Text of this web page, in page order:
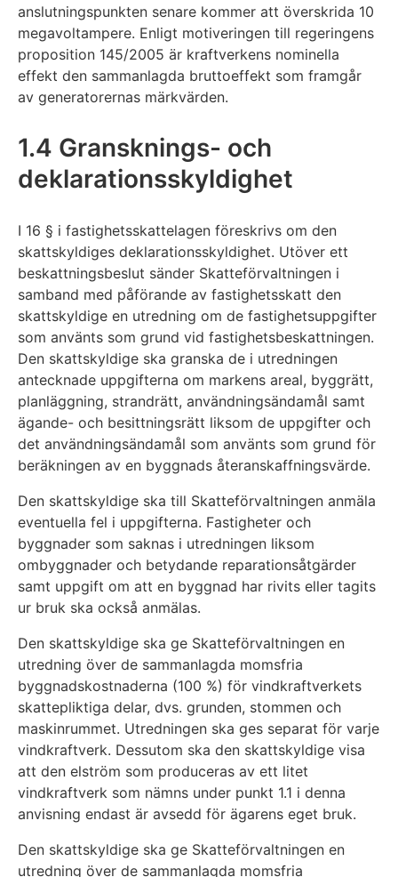
anslutningspunkten senare kommer att överskrida 10
megavoltampere. Enligt motiveringen till regeringens
proposition 145/2005 är kraftverkens nominella
effekt den sammanlagda bruttoeffekt som framgår
av generatorernas märkvärden.
1.4 Gransknings- och
deklarationsskyldighet
I 16 § i fastighetsskattelagen föreskrivs om den
skattskyldiges deklarationsskyldighet. Utöver ett
beskattningsbeslut sänder Skatteförvaltningen i
samband med påförande av fastighetsskatt den
skattskyldige en utredning om de fastighetsuppgifter
som använts som grund vid fastighetsbeskattningen.
Den skattskyldige ska granska de i utredningen
antecknade uppgifterna om markens areal, byggrätt,
planläggning, strandrätt, användningsändamål samt
ägande- och besittningsrätt liksom de uppgifter och
det användningsändamål som använts som grund för
beräkningen av en byggnads återanskaffningsvärde.
Den skattskyldige ska till Skatteförvaltningen anmäla
eventuella fel i uppgifterna. Fastigheter och
byggnader som saknas i utredningen liksom
ombyggnader och betydande reparationsåtgärder
samt uppgift om att en byggnad har rivits eller tagits
ur bruk ska också anmälas.
Den skattskyldige ska ge Skatteförvaltningen en
utredning över de sammanlagda momsfria
byggnadskostnaderna (100 %) för vindkraftverkets
skattepliktiga delar, dvs. grunden, stommen och
maskinrummet. Utredningen ska ges separat för varje
vindkraftverk. Dessutom ska den skattskyldige visa
att den elström som produceras av ett litet
vindkraftverk som nämns under punkt 1.1 i denna
anvisning endast är avsedd för ägarens eget bruk.
Den skattskyldige ska ge Skatteförvaltningen en
utredning över de sammanlagda momsfria